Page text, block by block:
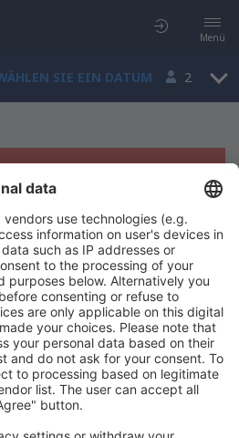
Menü
SIE EIN DATUM 2
können keine
mit anderen Suchkriterien.
vorbehalten.